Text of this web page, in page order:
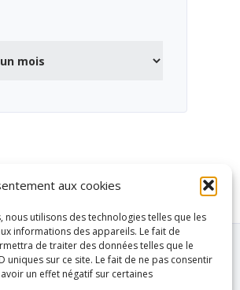
aux cookies
utilisons des technologies telles que les
informations des appareils. Le fait de
de traiter des données telles que le
sur ce site. Le fait de ne pas consentir
un effet négatif sur certaines